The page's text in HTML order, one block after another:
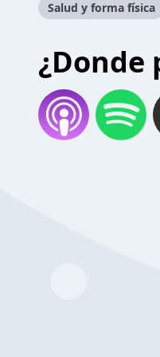
Salud y forma física
¿Donde